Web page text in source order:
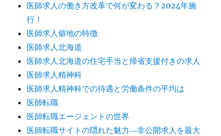
医師求人の働き方改革で何が変わる？2024年施
行！
医師求人僻地の特徴
医師求人北海道
医師求人北海道の住宅手当と帰省支援付きの求人
医師求人精神科
医師求人精神科での待遇と労働条件の平均は
医師転職
医師転職エージェントの世界
医師転職サイトの隠れた魅力―非公開求人を最大